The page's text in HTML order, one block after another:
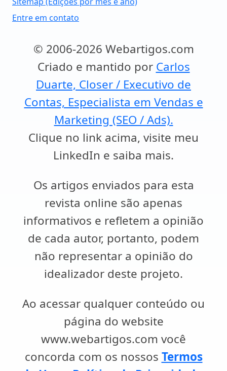
Entre em contato
© 2006-2026 Webartigos.com
Criado e mantido por Carlos
Duarte, Closer / Executivo de
Contas, Especialista em Vendas e
Marketing (SEO / Ads).
Clique no link acima, visite meu
LinkedIn e saiba mais.
Os artigos enviados para esta
revista online são apenas
informativos e refletem a opinião
de cada autor, portanto, podem
não representar a opinião do
idealizador deste projeto.
Ao acessar qualquer conteúdo ou
página do website
www.webartigos.com você
concorda com os nossos Termos